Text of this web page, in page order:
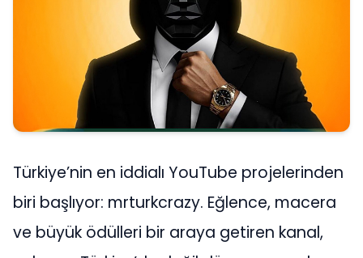
Türkiye’nin en iddialı YouTube projelerinden
biri başlıyor: mrturkcrazy. Eğlence, macera
ve büyük ödülleri bir araya getiren kanal,